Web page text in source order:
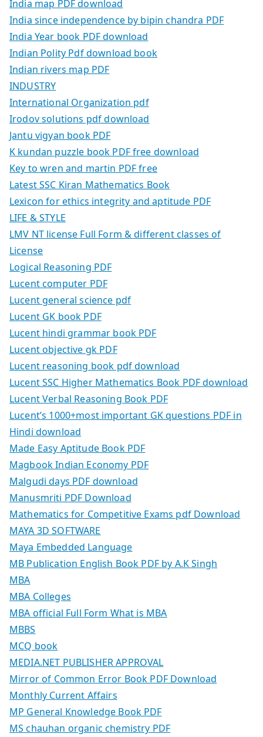
India map PDF download
India since independence by bipin chandra PDF
India Year book PDF download
Indian Polity Pdf download book
Indian rivers map PDF
INDUSTRY
International Organization pdf
Irodov solutions pdf download
Jantu vigyan book PDF
K kundan puzzle book PDF free download
Key to wren and martin PDF free
Latest SSC Kiran Mathematics Book
Lexicon for ethics integrity and aptitude PDF
LIFE & STYLE
LMV NT license Full Form & different classes of
License
Logical Reasoning PDF
Lucent computer PDF
Lucent general science pdf
Lucent GK book PDF
Lucent hindi grammar book PDF
Lucent objective gk PDF
Lucent reasoning book pdf download
Lucent SSC Higher Mathematics Book PDF download
Lucent Verbal Reasoning Book PDF
Lucent’s 1000+most important GK questions PDF in
Hindi download
Made Easy Aptitude Book PDF
Magbook Indian Economy PDF
Malgudi days PDF download
Manusmriti PDF Download
Mathematics for Competitive Exams pdf Download
MAYA 3D SOFTWARE
Maya Embedded Language
MB Publication English Book PDF by A.K Singh
MBA
MBA Colleges
MBA official Full Form What is MBA
MBBS
MCQ book
MEDIA.NET PUBLISHER APPROVAL
Mirror of Common Error Book PDF Download
Monthly Current Affairs
MP General Knowledge Book PDF
MS chauhan organic chemistry PDF